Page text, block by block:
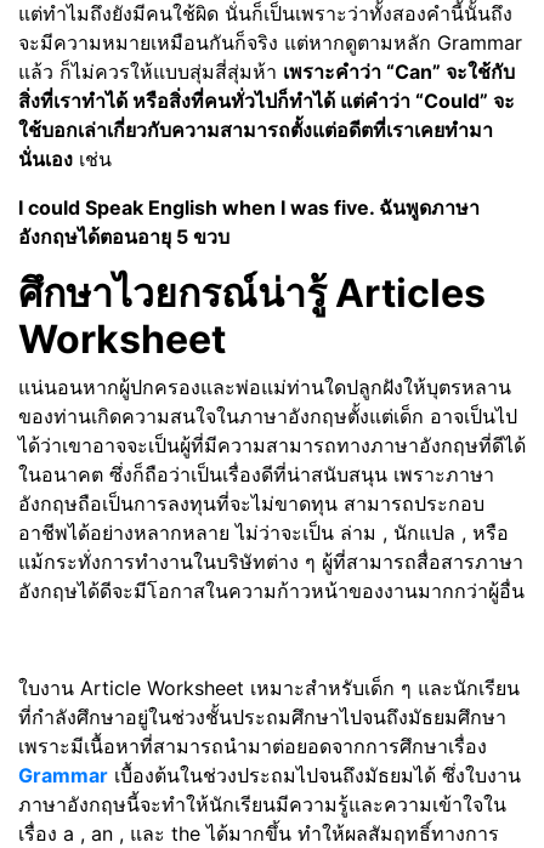
แต่ทำไมถึงยังมีคนใช้ผิด นั่นก็เป็นเพราะว่าทั้งสองคำนี้นั้นถึง
จะมีความหมายเหมือนกันก็จริง แต่หากดูตามหลัก Grammar
แล้ว ก็ไม่ควรให้แบบสุ่มสี่สุ่มห้า เพราะคำว่า “Can” จะใช้กับ
สิ่งที่เราทำได้ หรือสิ่งที่คนทั่วไปก็ทำได้ แต่คำว่า “Could” จะ
ใช้บอกเล่าเกี่ยวกับความสามารถตั้งแต่อดีตที่เราเคยทำมา
นั่นเอง เช่น
I could Speak English when I was five. ฉันพูดภาษา
อังกฤษได้ตอนอายุ 5 ขวบ
ศึกษาไวยกรณ์น่ารู้ Articles
Worksheet
แน่นอนหากผู้ปกครองและพ่อแม่ท่านใดปลูกฝังให้บุตรหลาน
ของท่านเกิดความสนใจในภาษาอังกฤษตั้งแต่เด็ก อาจเป็นไป
ได้ว่าเขาอาจจะเป็นผู้ที่มีความสามารถทางภาษาอังกฤษที่ดีได้
ในอนาคต ซึ่งก็ถือว่าเป็นเรื่องดีที่น่าสนับสนุน เพราะภาษา
อังกฤษถือเป็นการลงทุนที่จะไม่ขาดทุน สามารถประกอบ
อาชีพได้อย่างหลากหลาย ไม่ว่าจะเป็น ล่าม , นักแปล , หรือ
แม้กระทั่งการทำงานในบริษัทต่าง ๆ ผู้ที่สามารถสื่อสารภาษา
อังกฤษได้ดีจะมีโอกาสในความก้าวหน้าของงานมากกว่าผู้อื่น
ใบงาน Article Worksheet เหมาะสำหรับเด็ก ๆ และนักเรียน
ที่กำลังศึกษาอยู่ในช่วงชั้นประถมศึกษาไปจนถึงมัธยมศึกษา
เพราะมีเนื้อหาที่สามารถนำมาต่อยอดจากการศึกษาเรื่อง
Grammar เบื้องต้นในช่วงประถมไปจนถึงมัธยมได้ ซึ่งใบงาน
ภาษาอังกฤษนี้จะทำให้นักเรียนมีความรู้และความเข้าใจใน
เรื่อง a , an , และ the ได้มากขึ้น ทำให้ผลสัมฤทธิ์ทางการ